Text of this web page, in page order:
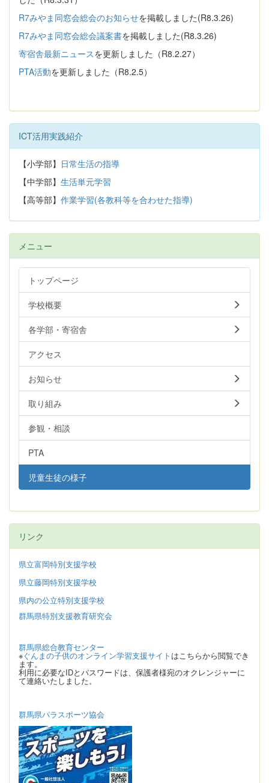
R7みやま同窓会総会のお知らせを掲載しました(R8.3.26)
R7みやま同窓会総会議案書を掲載しました(R8.3.26)
寄宿舎最新ニュースを更新しました（R8.2.27）
PTA活動を更新しました（R8.2.5）
ICT活用実践紹介
【小学部】 日常生活の指導
【中学部】 生活単元学習
【高等部】 作業学習(各教科等を合わせた指導)
メニュー
トップページ
学校概要
各学部・寄宿舎
アクセス
お知らせ
取り組み
参観・相談
PTA
児童生徒の様子
リンク
県立富岡特別支援学校
県立藤岡特別支援学校
県内の公立特別支援学校
群馬県特別支援教育研究会
群馬県総合教育センター
※ぐんまの子供のオンライン学習支援サイト はこちらから閲覧でき
ます。
利用に必要なIDとパスワードは、保護者様宛のオクレンジャーに
て連絡いたしました。
群馬県パラスポーツ協会